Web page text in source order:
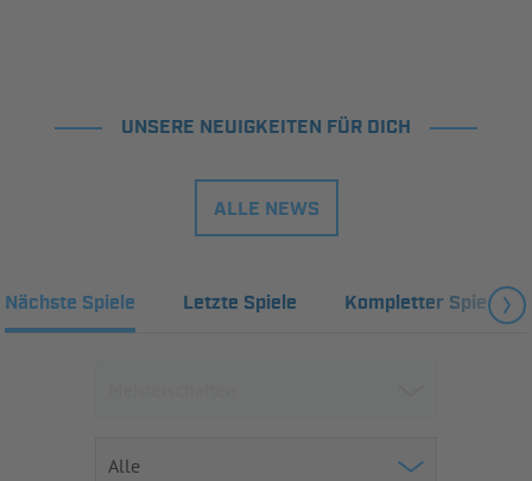
UNSERE NEUIGKEITEN FÜR DICH
ALLE NEWS
Nächste Spiele Letzte Spiele Kompletter Spielplan